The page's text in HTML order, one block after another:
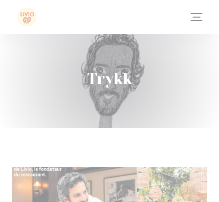
Panel for informasjonskapsler
Trykk